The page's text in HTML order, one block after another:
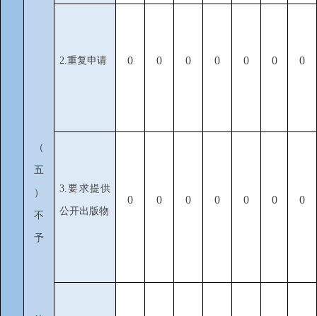
（
五
）
不
予
2.重复申请 0 0 0 0 0 0 0
3.要求提供
公开出版物
0 0 0 0 0 0 0